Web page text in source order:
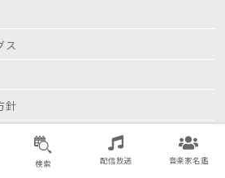
ス
針
検索 配信放送 音楽家名鑑